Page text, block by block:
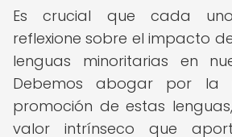
Es crucial que cada
reflexione sobre el impacto
lenguas minoritarias en
Debemos abogar por la
promoción de estas
valor intrínseco que